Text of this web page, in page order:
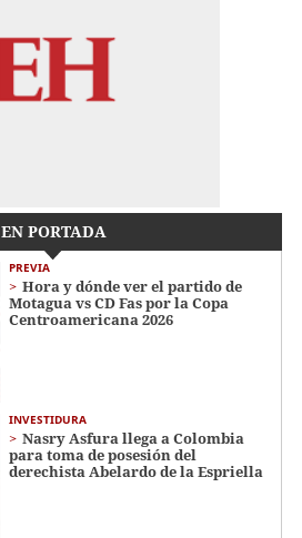
EN PORTADA
PREVIA
Hora y dónde ver el partido de
Motagua vs CD Fas por la Copa
Centroamericana 2026
INVESTIDURA
Nasry Asfura llega a Colombia
para toma de posesión del
derechista Abelardo de la Espriella